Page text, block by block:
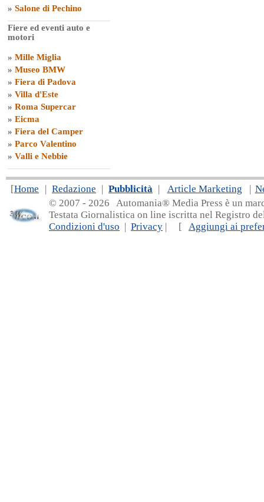
» Salone di Pechino
Fiere ed eventi auto e
motori
» Mille Miglia
» Museo BMW
» Fiera di Padova
» Villa d'Este
» Roma Supercar
» Eicma
» Fiera del Camper
» Parco Valentino
» Valli e Nebbie
[Home | Redazione | Pubblicità | Article Marketing |
© 2007 - 2026 Automania® Media Press è un
Testata Giornalistica on line iscritta nel Registro
Condizioni d'uso | Privacy | [ Aggiungi ai